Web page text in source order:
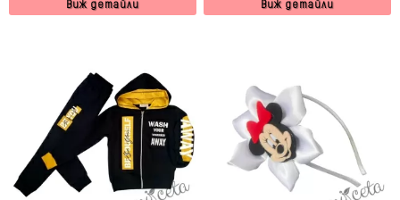
Виж детайли Виж детайли